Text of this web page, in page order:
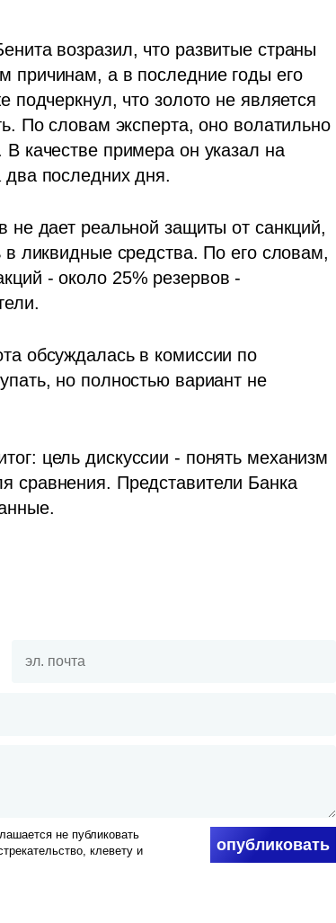
возразил, что развитые страны
причинам, а в последние годы его
подчеркнул, что золото не является
По словам эксперта, оно волатильно
качестве примера он указал на
два последних дня.
не дает реальной защиты от санкций,
в ликвидные средства. По его словам,
- около 25% резервов -
обсуждалась в комиссии по
но полностью вариант не
цель дискуссии - понять механизм
сравнения. Представители Банка
не публиковать
клевету и
опубликовать